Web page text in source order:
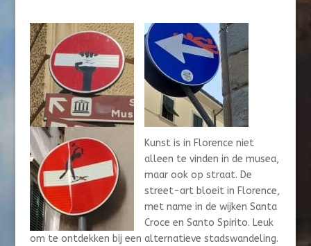
Kunst is in Florence niet
alleen te vinden in de musea,
maar ook op straat. De
street-art bloeit in Florence,
met name in de wijken Santa
Croce en Santo Spirito. Leuk
om te ontdekken bij een alternatieve stadswandeling.